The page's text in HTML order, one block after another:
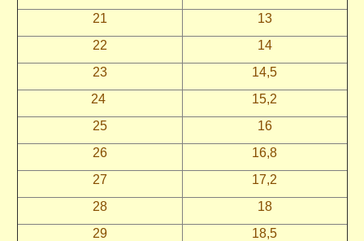
21
13
22
14
23
14,5
24
15,2
25
16
26
16,8
27
17,2
28
18
29
18,5